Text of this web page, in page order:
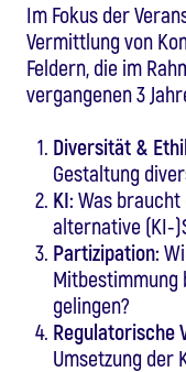
Im Fokus der
Vermittlung von
Feldern, die im
vergangenen 3
Diversität &
Gestaltung
KI: Was
alternative (KI-
Partizipation:
gelingen?
Regulatorische
Umsetzung der